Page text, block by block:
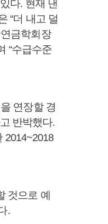
다. 현재 낸
“더 내고 덜
금학회장
“수급수준
연장할 경
반박했다.
2014~2018
것으로 예
.